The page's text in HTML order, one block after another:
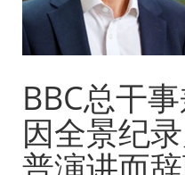
BBC总干
因全景纪